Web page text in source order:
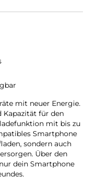
mit neuer Energie.
Kapazität für den
mit bis zu
Smartphone
sondern auch
Über den
dein Smartphone